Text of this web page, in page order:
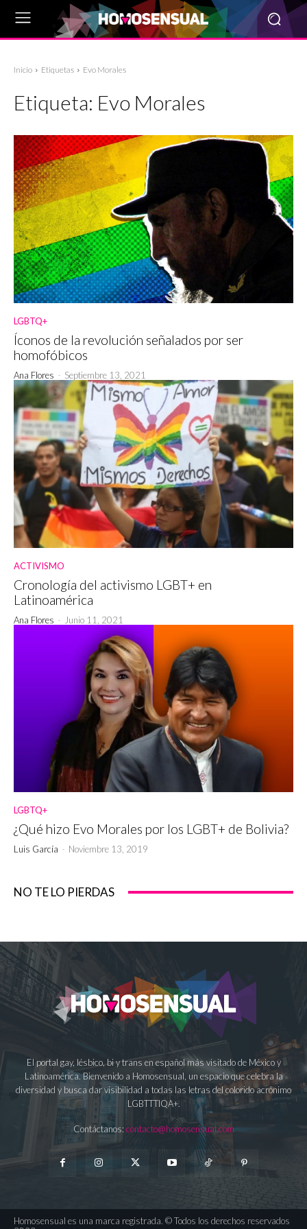
Inicio Etiquetas Evo Morales
Etiqueta: Evo Morales
LGBTQ+
Íconos de la revolución señalados por ser
homofóbicos
Ana Flores - Septiembre 13, 2021
ACTIVISMO
Cronología del activismo LGBT+ en
Latinoamérica
Ana Flores - Junio 11, 2021
LGBTQ+
¿Qué hizo Evo Morales por los LGBT+ de Bolivia?
Luis García - Noviembre 13, 2019
NO TE LO PIERDAS
El portal gay, lésbico, bi y trans en español más visitado de México y
Latinoamérica. Bienvenido a Homosensual, un espacio que celebra la
diversidad y busca dar visibilidad a todas las letras del colorido acrónimo
LGBTTTIQA+.
Contáctanos: contacto@homosensual.com
Homosensual es una marca registrada. © Todos los derechos reservados